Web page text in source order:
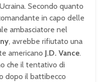
Secondo quanto
in capo delle
ambasciatore nel
, avrebbe rifiutato una
americano J.D. Vance.
che il tentativo di
dopo il battibecco